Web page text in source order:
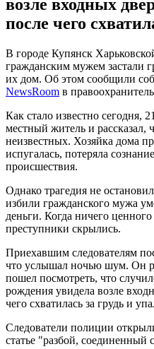
возле входных
после чего
В городе Купянск
гражданским мужем застали
их дом. Об этом сообщили
NewsRoom в
Как стало известно сегодня,
местный житель и рассказал,
неизвестных. Хозяйка дома
испугалась, потеряла
происшествия.
Однако трагедия не
избили гражданского мужа
деньги. Когда ничего
преступники скрылись.
Приехавшим следователям
что услышал ночью шум. Он
пошел посмотреть, что
рождения увидела возле
чего схватилась за грудь и
Следователи полиции
статье "разбой,